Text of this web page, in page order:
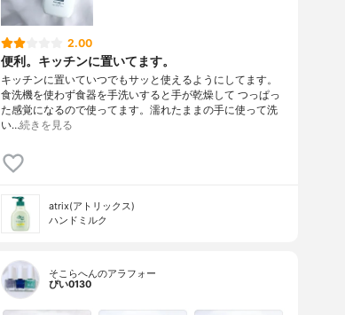
2.00
便利。キッチンに置いてます。
キッチンに置いていつでもサッと使えるようにしてます。
食洗機を使わず食器を手洗いすると手が乾燥して つっぱっ
た感覚になるので使ってます。濡れたままの手に使って洗
い…続きを見る
atrix(アトリックス)
ハンドミルク
そこらへんのアラフォー
ぴい0130